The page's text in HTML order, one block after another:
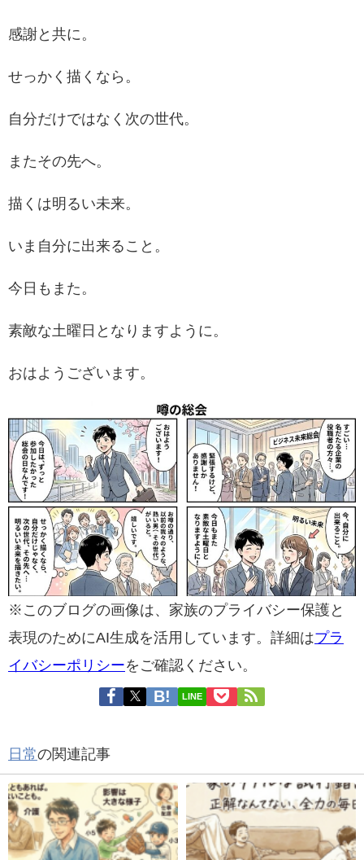
感謝と共に。
せっかく描くなら。
自分だけではなく次の世代。
またその先へ。
描くは明るい未来。
いま自分に出来ること。
今日もまた。
素敵な土曜日となりますように。
おはようございます。
※このブログの画像は、家族のプライバシー保護と
表現のためにAI生成を活用しています。詳細はプラ
イバシーポリシーをご確認ください。
LINE
日常の関連記事